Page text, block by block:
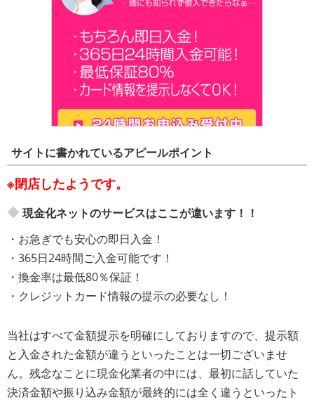
サイトに書かれているアピールポイント
※閉店したようです。
現金化ネットのサービスはここが違います！！
・お急ぎでも安心の即日入金！
・365日24時間ご入金可能です！
・換金率は最低80％保証！
・クレジットカード情報の提示の必要なし！
当社はすべて金額提示を明確にしておりますので、提示額
と入金された金額が違うといったことは一切ございませ
ん。残念なことに現金化業者の中には、最初に話していた
決済金額や振り込み金額が最終的には全く違うといったト